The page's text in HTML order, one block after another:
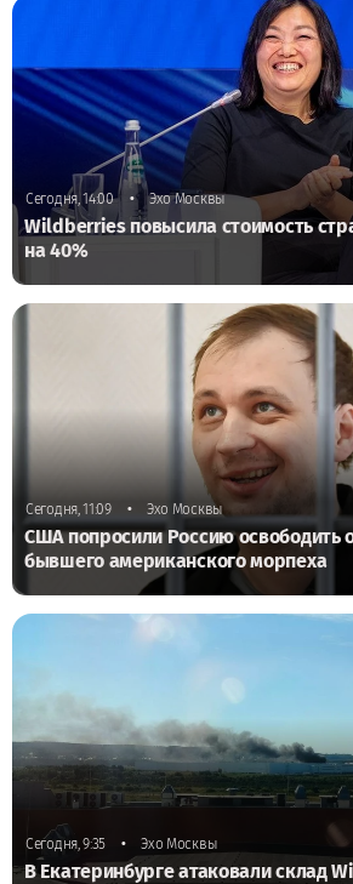
Сегодня, 14:00 • Эхо Москвы
Wildberries повысила стоимость
на 40%
Сегодня, 11:09 • Эхо Москвы
США попросили Россию освободить
бывшего американского морпеха
Сегодня, 9:35 • Эхо Москвы
В Екатеринбурге атаковали склад